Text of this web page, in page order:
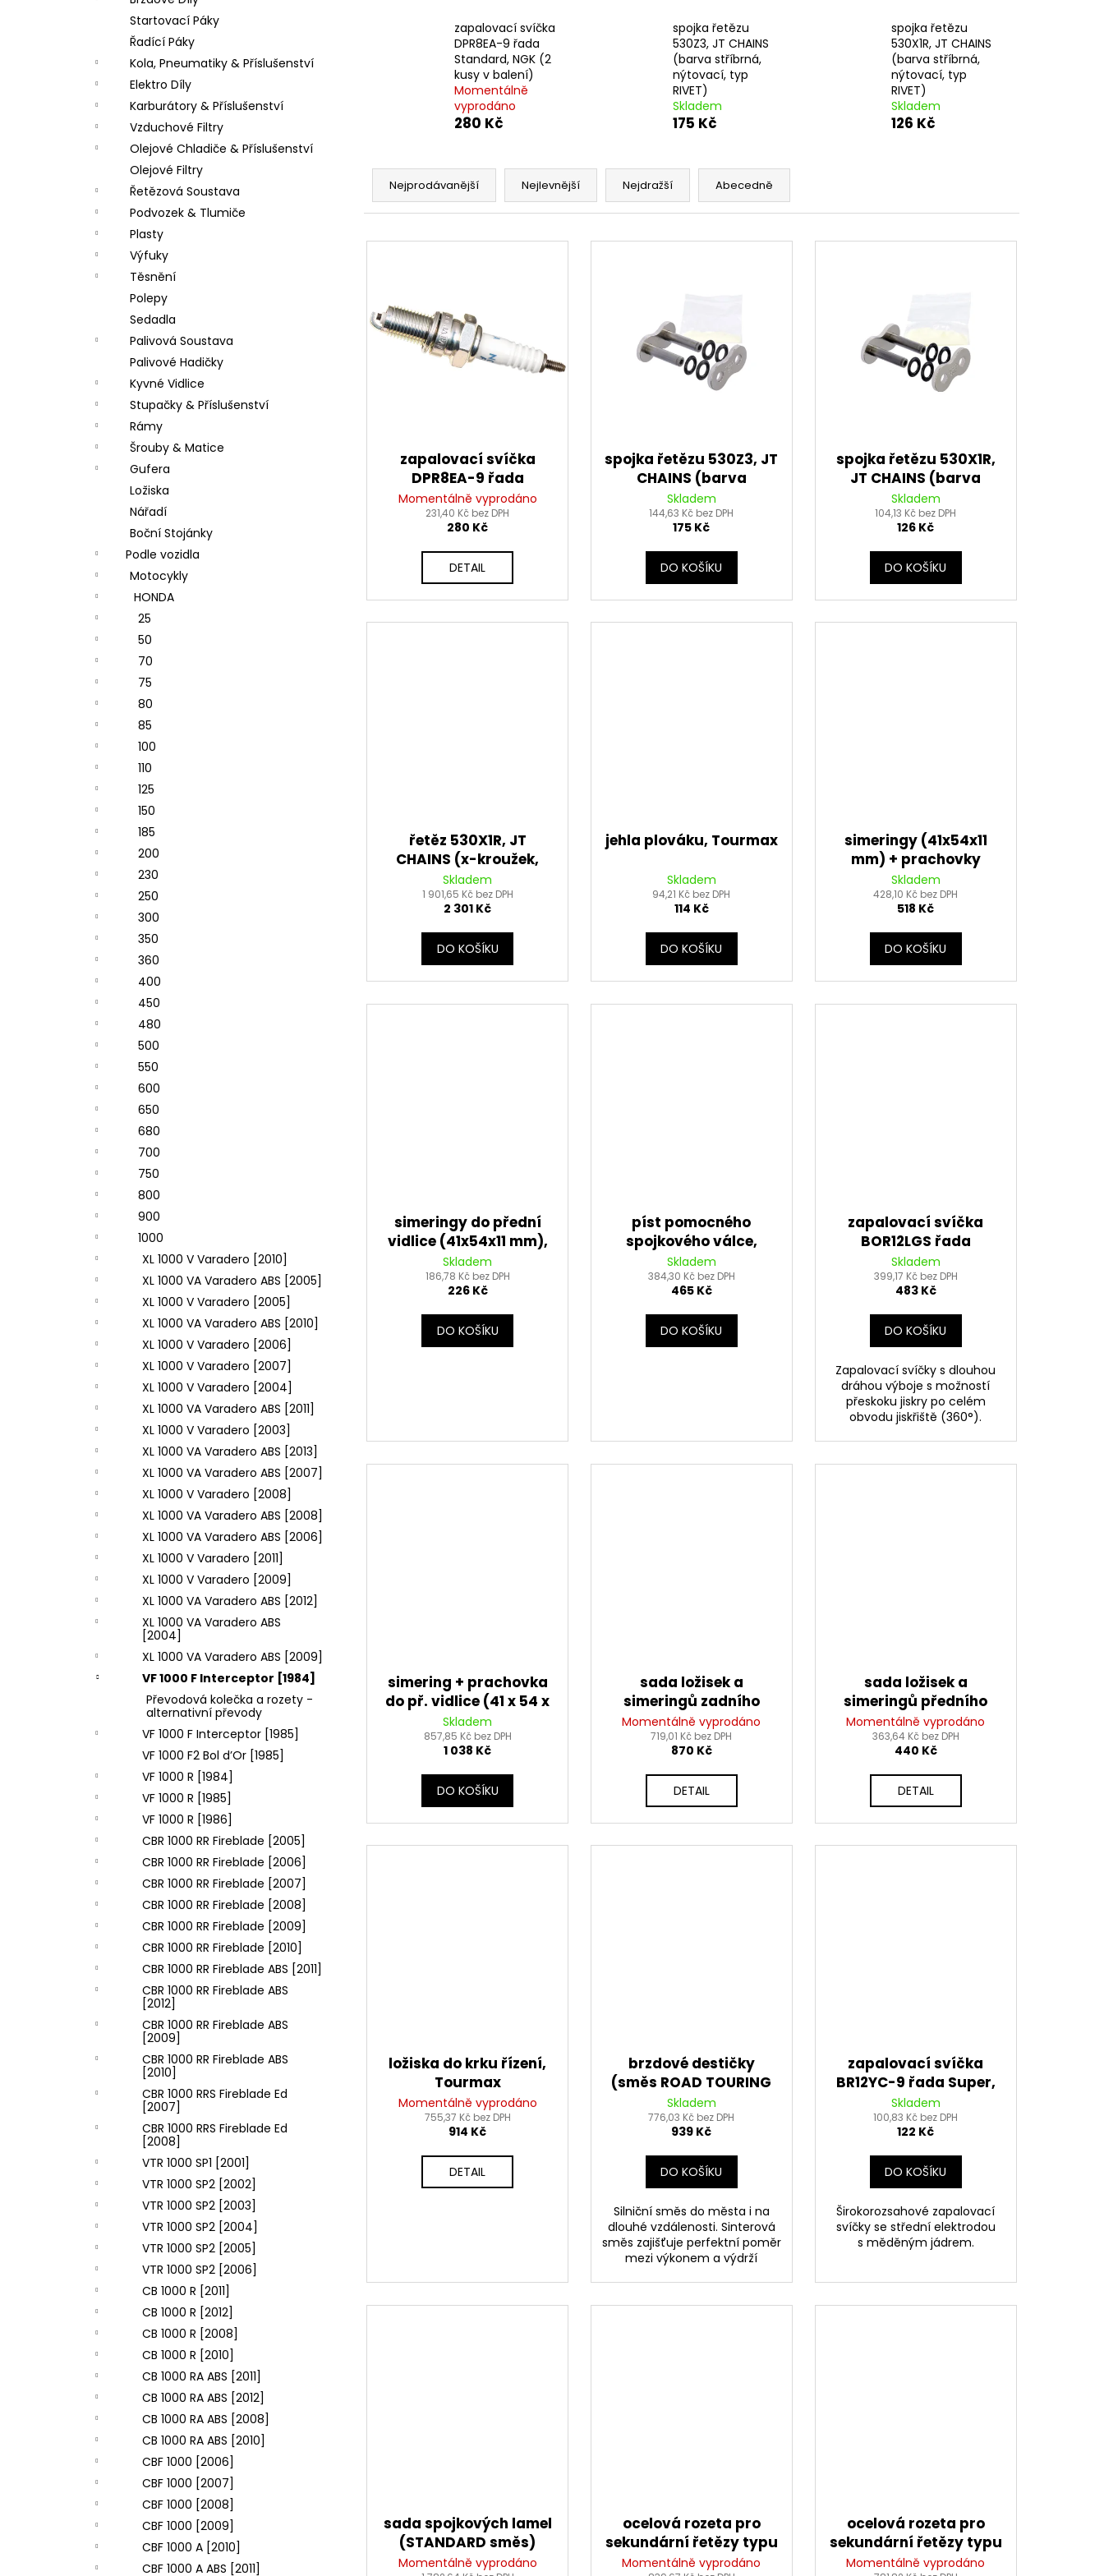
Startovací Páky
Řadící Páky
Kola, Pneumatiky & Příslušenství
Elektro Díly
Karburátory & Příslušenství
Vzduchové Filtry
Olejové Chladiče & Příslušenství
Olejové Filtry
Řetězová Soustava
Podvozek & Tlumiče
Plasty
Výfuky
Těsnění
Polepy
Sedadla
Palivová Soustava
Palivové Hadičky
Kyvné Vidlice
Stupačky & Příslušenství
Rámy
Šrouby & Matice
Gufera
Ložiska
Nářadí
Boční Stojánky
Podle vozidla
Motocykly
HONDA
25
50
70
75
80
85
100
110
125
150
185
200
230
250
300
350
360
400
450
480
500
550
600
650
680
700
750
800
900
1000
XL 1000 V Varadero [2010]
XL 1000 VA Varadero ABS [2005]
XL 1000 V Varadero [2005]
XL 1000 VA Varadero ABS [2010]
XL 1000 V Varadero [2006]
XL 1000 V Varadero [2007]
XL 1000 V Varadero [2004]
XL 1000 VA Varadero ABS [2011]
XL 1000 V Varadero [2003]
XL 1000 VA Varadero ABS [2013]
XL 1000 VA Varadero ABS [2007]
XL 1000 V Varadero [2008]
XL 1000 VA Varadero ABS [2008]
XL 1000 VA Varadero ABS [2006]
XL 1000 V Varadero [2011]
XL 1000 V Varadero [2009]
XL 1000 VA Varadero ABS [2012]
XL 1000 VA Varadero ABS
[2004]
XL 1000 VA Varadero ABS [2009]
VF 1000 F Interceptor [1984]
Převodová kolečka a rozety -
alternativní převody
VF 1000 F Interceptor [1985]
VF 1000 F2 Bol d’Or [1985]
VF 1000 R [1984]
VF 1000 R [1985]
VF 1000 R [1986]
CBR 1000 RR Fireblade [2005]
CBR 1000 RR Fireblade [2006]
CBR 1000 RR Fireblade [2007]
CBR 1000 RR Fireblade [2008]
CBR 1000 RR Fireblade [2009]
CBR 1000 RR Fireblade [2010]
CBR 1000 RR Fireblade ABS [2011]
CBR 1000 RR Fireblade ABS
[2012]
CBR 1000 RR Fireblade ABS
[2009]
CBR 1000 RR Fireblade ABS
[2010]
CBR 1000 RRS Fireblade Ed
[2007]
CBR 1000 RRS Fireblade Ed
[2008]
VTR 1000 SP1 [2001]
VTR 1000 SP2 [2002]
VTR 1000 SP2 [2003]
VTR 1000 SP2 [2004]
VTR 1000 SP2 [2005]
VTR 1000 SP2 [2006]
CB 1000 R [2011]
CB 1000 R [2012]
CB 1000 R [2008]
CB 1000 R [2010]
CB 1000 RA ABS [2011]
CB 1000 RA ABS [2012]
CB 1000 RA ABS [2008]
CB 1000 RA ABS [2010]
CBF 1000 [2006]
CBF 1000 [2007]
CBF 1000 [2008]
CBF 1000 [2009]
CBF 1000 A [2010]
CBF 1000 A ABS [2011]
zapalovací svíčka
DPR8EA-9 řada
Standard, NGK (2
kusy v balení)
Momentálně
vyprodáno
280 Kč
spojka řetězu
530Z3, JT CHAINS
(barva stříbrná,
nýtovací, typ
RIVET)
Skladem
175 Kč
spojka řetězu
530X1R, JT CHAINS
(barva stříbrná,
nýtovací, typ
RIVET)
Skladem
126 Kč
Ř
z
r
o
Nejprodávanější Nejlevnější Nejdražší Abecedně
V
s
zapalovací svíčka
DPR8EA-9 řada
Standard, NGK (2 kusy
v balení)
Momentálně vyprodáno
231,40 Kč bez DPH
280 Kč
DETAIL
spojka řetězu 530Z3, JT
CHAINS (barva
stříbrná, nýtovací, typ
RIVET)
Skladem
144,63 Kč bez DPH
175 Kč
DO KOŠÍKU
spojka řetězu 530X1R,
JT CHAINS (barva
stříbrná, nýtovací, typ
RIVET)
Skladem
104,13 Kč bez DPH
126 Kč
DO KOŠÍKU
řetěz 530X1R, JT
CHAINS (x-kroužek,
barva černá, 114 článků
vč. nýtovací spojky)
Skladem
1 901,65 Kč bez DPH
2 301 Kč
DO KOŠÍKU
jehla plováku, Tourmax
Skladem
94,21 Kč bez DPH
114 Kč
DO KOŠÍKU
simeringy (41x54x11
mm) + prachovky
(41x54/59x5,5/15 mm)
do př. vidlice, Tourmax
Skladem
428,10 Kč bez DPH
518 Kč
DO KOŠÍKU
simeringy do přední
vidlice (41x54x11 mm),
Tourmax
Skladem
186,78 Kč bez DPH
226 Kč
DO KOŠÍKU
píst pomocného
spojkového válce,
Tourmax
Skladem
384,30 Kč bez DPH
465 Kč
DO KOŠÍKU
zapalovací svíčka
BOR12LGS řada
PREMIUM LGS RACING,
BRISK - Česká
Republika
Skladem
399,17 Kč bez DPH
483 Kč
DO KOŠÍKU
Zapalovací svíčky s dlouhou
dráhou výboje s možností
přeskoku jiskry po celém
obvodu jiskřiště (360°).
simering + prachovka
do př. vidlice (41 x 54 x
9 mm, SHOWA 41 mm),
SKF
Skladem
857,85 Kč bez DPH
1 038 Kč
DO KOŠÍKU
sada ložisek a
simeringů zadního
kola, Tourmax
Momentálně vyprodáno
719,01 Kč bez DPH
870 Kč
DETAIL
sada ložisek a
simeringů předního
kola, Tourmax
Momentálně vyprodáno
363,64 Kč bez DPH
440 Kč
DETAIL
ložiska do krku řízení,
Tourmax
Momentálně vyprodáno
755,37 Kč bez DPH
914 Kč
DETAIL
brzdové destičky
(směs ROAD TOURING
SINTERED) NEWFREN (2
ks v balení)
Skladem
776,03 Kč bez DPH
939 Kč
DO KOŠÍKU
Silniční směs do města i na
dlouhé vzdálenosti. Sinterová
směs zajišťuje perfektní poměr
mezi výkonem a výdrží
zapalovací svíčka
BR12YC-9 řada Super,
BRISK - Česká
Republika
Skladem
100,83 Kč bez DPH
122 Kč
DO KOŠÍKU
Širokorozsahové zapalovací
svíčky se střední elektrodou
s měděným jádrem.
sada spojkových lamel
(STANDARD směs)
NEWFREN (9 ks)
Momentálně vyprodáno
ocelová rozeta pro
sekundární řetězy typu
530, SUNSTAR (46
Momentálně vyprodáno
ocelová rozeta pro
sekundární řetězy typu
530, SUNSTAR (43
Momentálně vyprodáno
PITBIKE SPOJKOVÉ LANKO 94CM, VÝSUV
6CM STOMP, DEMONX ,WPB
180 Kč
ŠROUBY K UCHYCENÍ MOTORU,
M8X115MM, M8X105MM STOMP,
135 Kč